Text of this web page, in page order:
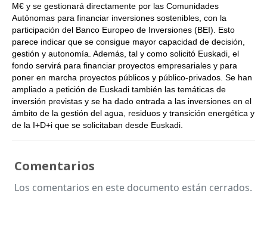
M€ y se gestionará directamente por las Comunidades
Autónomas para financiar inversiones sostenibles, con la
participación del Banco Europeo de Inversiones (BEI). Esto
parece indicar que se consigue mayor capacidad de decisión,
gestión y autonomía. Además, tal y como solicitó Euskadi, el
fondo servirá para financiar proyectos empresariales y para
poner en marcha proyectos públicos y público-privados. Se han
ampliado a petición de Euskadi también las temáticas de
inversión previstas y se ha dado entrada a las inversiones en el
ámbito de la gestión del agua, residuos y transición energética y
de la I+D+i que se solicitaban desde Euskadi.
Comentarios
Los comentarios en este documento están cerrados.